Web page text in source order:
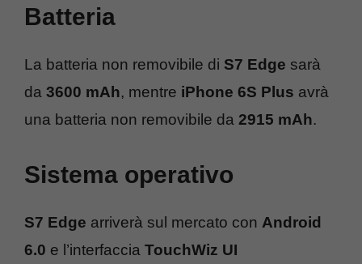
Batteria
La batteria non removibile di S7 Edge sarà
da 3600 mAh, mentre iPhone 6S Plus avrà
una batteria non removibile da 2915 mAh.
Sistema operativo
S7 Edge arriverà sul mercato con Android
6.0 e l’interfaccia TouchWiz UI